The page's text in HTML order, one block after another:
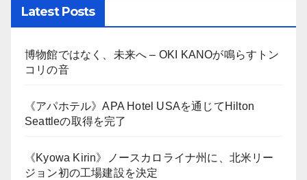
Latest Posts
博物館ではなく、未来へ – OKI KANOが鳴らすトン
コリの音
《アパホテル》APA Hotel USAを通じてHilton
Seattleの取得を完了
《Kyowa Kirin》ノースカロライナ州に、北米リー
ジョン初の工場建設を決定